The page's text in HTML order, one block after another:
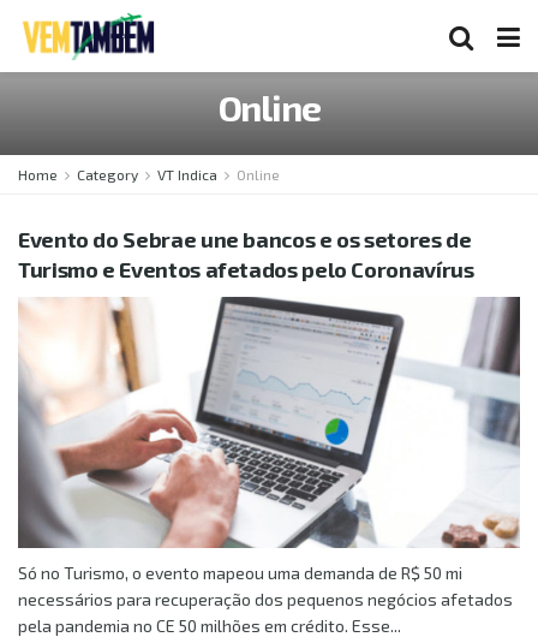
Online
Home Category VT Indica Online
Evento do Sebrae une bancos e os setores de
Turismo e Eventos afetados pelo Coronavírus
Só no Turismo, o evento mapeou uma demanda de R$ 50 mi
necessários para recuperação dos pequenos negócios afetados
pela pandemia no CE 50 milhões em crédito. Esse...